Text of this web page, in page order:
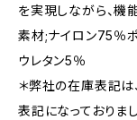
を実現しながら、機
素材;ナイロン75％
ウレタン5％
＊弊社の在庫表記は
表記になっておりま